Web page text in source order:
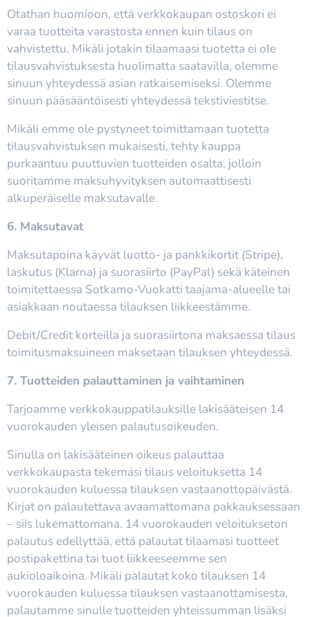
Otathan huomioon, että verkkokaupan ostoskori ei
varaa tuotteita varastosta ennen kuin tilaus on
vahvistettu. Mikäli jotakin tilaamaasi tuotetta ei ole
tilausvahvistuksesta huolimatta saatavilla, olemme
sinuun yhteydessä asian ratkaisemiseksi. Olemme
sinuun pääsääntöisesti yhteydessä tekstiviestitse.
Mikäli emme ole pystyneet toimittamaan tuotetta
tilausvahvistuksen mukaisesti, tehty kauppa
purkaantuu puuttuvien tuotteiden osalta, jolloin
suoritamme maksuhyvityksen automaattisesti
alkuperäiselle maksutavalle.
6. Maksutavat
Maksutapoina käyvät luotto- ja pankkikortit (Stripe),
laskutus (Klarna) ja suorasiirto (PayPal) sekä käteinen
toimitettaessa Sotkamo-Vuokatti taajama-alueelle tai
asiakkaan noutaessa tilauksen liikkeestämme.
Debit/Credit korteilla ja suorasiirtona maksaessa tilaus
toimitusmaksuineen maksetaan tilauksen yhteydessä.
7. Tuotteiden palauttaminen ja vaihtaminen
Tarjoamme verkkokauppatilauksille lakisääteisen 14
vuorokauden yleisen palautusoikeuden.
Sinulla on lakisääteinen oikeus palauttaa
verkkokaupasta tekemäsi tilaus veloituksetta 14
vuorokauden kuluessa tilauksen vastaanottopäivästä.
Kirjat on palautettava avaamattomana pakkauksessaan
– siis lukemattomana. 14 vuorokauden veloitukseton
palautus edellyttää, että palautat tilaamasi tuotteet
postipakettina tai tuot liikkeeseemme sen
aukioloaikoina. Mikäli palautat koko tilauksen 14
vuorokauden kuluessa tilauksen vastaanottamisesta,
palautamme sinulle tuotteiden yhteissumman lisäksi